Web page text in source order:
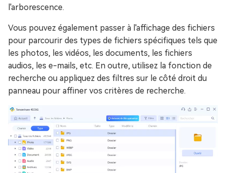
l'arborescence.
Vous pouvez également passer à l'affichage des fichiers
pour parcourir des types de fichiers spécifiques tels que
les photos, les vidéos, les documents, les fichiers
audios, les e-mails, etc. En outre, utilisez la fonction de
recherche ou appliquez des filtres sur le côté droit du
panneau pour affiner vos critères de recherche.